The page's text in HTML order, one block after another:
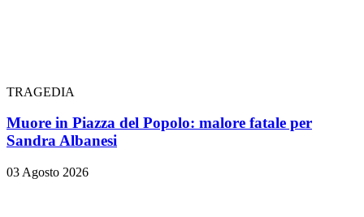
TRAGEDIA
Muore in Piazza del Popolo: malore fatale per
Sandra Albanesi
03 Agosto 2026